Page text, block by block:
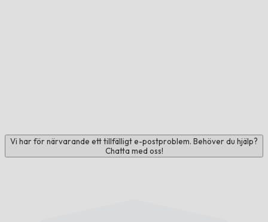
Vi har för närvarande ett tillfälligt e-postproblem. Behöver du hjälp?
Chatta med oss!